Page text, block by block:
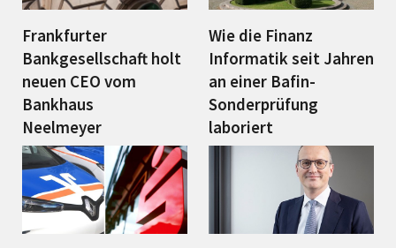
Frankfurter
Bankgesellschaft holt
neuen CEO vom
Bankhaus
Neelmeyer
Wie die Finanz
Informatik seit Jahren
an einer Bafin-
Sonderprüfung
laboriert